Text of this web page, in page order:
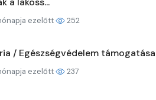
ezelőtt 252
/ Egészségvédelem támogatása
ezelőtt 237